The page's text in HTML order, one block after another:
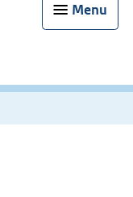
Menu